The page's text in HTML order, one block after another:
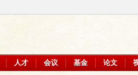
人才 会议 基金 论文